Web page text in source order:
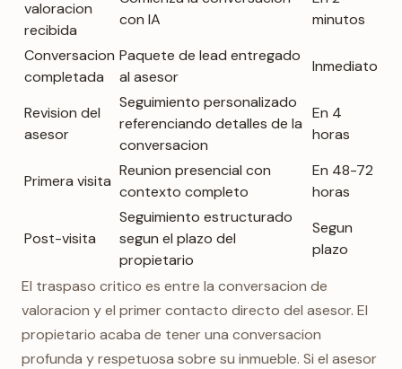
valoracion
recibida
con IA
minutos
Conversacion
completada
Paquete de lead entregado
al asesor
Inmediato
Revision del
asesor
Seguimiento personalizado
referenciando detalles de la
conversacion
En 4
horas
Primera visita
Reunion presencial con
contexto completo
En 48-72
horas
Post-visita
Seguimiento estructurado
segun el plazo del
propietario
Segun
plazo
El traspaso critico es entre la conversacion de
valoracion y el primer contacto directo del asesor. El
propietario acaba de tener una conversacion
profunda y respetuosa sobre su inmueble. Si el asesor